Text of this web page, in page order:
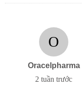
O
Oracelpharma
2 tuần trước